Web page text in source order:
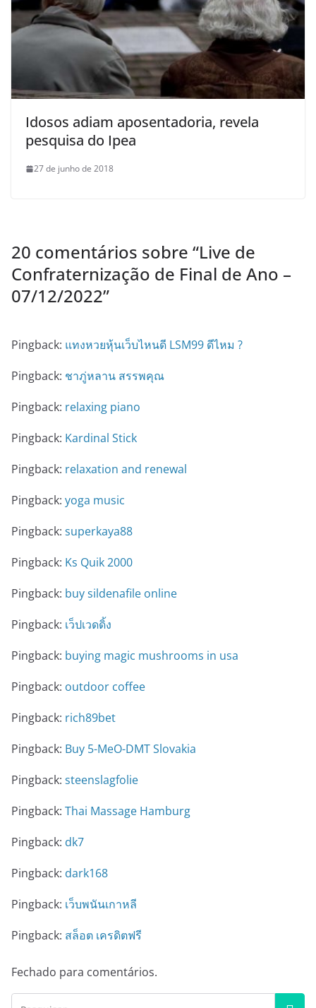
Idosos adiam aposentadoria, revela
pesquisa do Ipea
27 de junho de 2018
20 comentários sobre “Live de
Confraternização de Final de Ano –
07/12/2022”
Pingback: แทงหวยหุ้นเว็บไหนดี LSM99 ดีไหม ?
Pingback: ชาภู่หลาน สรรพคุณ
Pingback: relaxing piano
Pingback: Kardinal Stick
Pingback: relaxation and renewal
Pingback: yoga music
Pingback: superkaya88
Pingback: Ks Quik 2000
Pingback: buy sildenafile online
Pingback: เว็ปเวดดิ้ง
Pingback: buying magic mushrooms in usa​
Pingback: outdoor coffee
Pingback: rich89bet
Pingback: Buy 5-MeO-DMT Slovakia
Pingback: steenslagfolie
Pingback: Thai Massage Hamburg
Pingback: dk7
Pingback: dark168
Pingback: เว็บพนันเกาหลี
Pingback: สล็อต เครดิตฟรี
Fechado para comentários.